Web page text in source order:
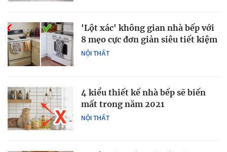
NỘI THẤT
'Lột xác' không gian nhà bếp với
8 mẹo cực đơn giản siêu tiết kiệm
NỘI THẤT
4 kiểu thiết kế nhà bếp sẽ biến
mất trong năm 2021